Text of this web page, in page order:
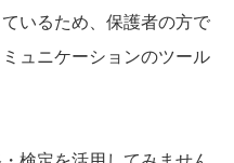
いるため、保護者の方で
ュニケーションのツール